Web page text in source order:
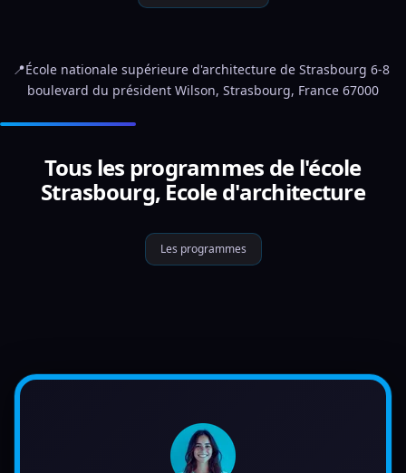
📍École nationale supérieure d'architecture de Strasbourg 6-8
boulevard du président Wilson, Strasbourg, France 67000
Tous les programmes de l'école
Strasbourg, Ecole d'architecture
Les programmes